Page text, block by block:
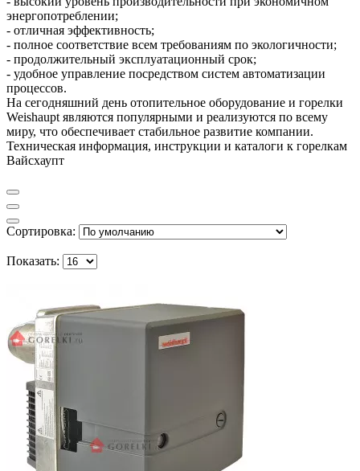
энергопотреблении;
- отличная эффективность;
- полное соответствие всем требованиям по экологичности;
- продолжительный эксплуатационный срок;
- удобное управление посредством систем автоматизации
процессов.
На сегодняшний день отопительное оборудование и горелки
Weishaupt являются популярными и реализуются по всему
миру, что обеспечивает стабильное развитие компании.
Техническая информация, инструкции и каталоги к горелкам
Вайсхаупт
Сортировка:
Показать: